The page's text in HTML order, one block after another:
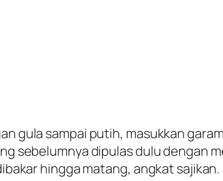
gula sampai putih, masukkan
sebelumnya dipulas dulu dengan
hingga matang, angkat sajikan.